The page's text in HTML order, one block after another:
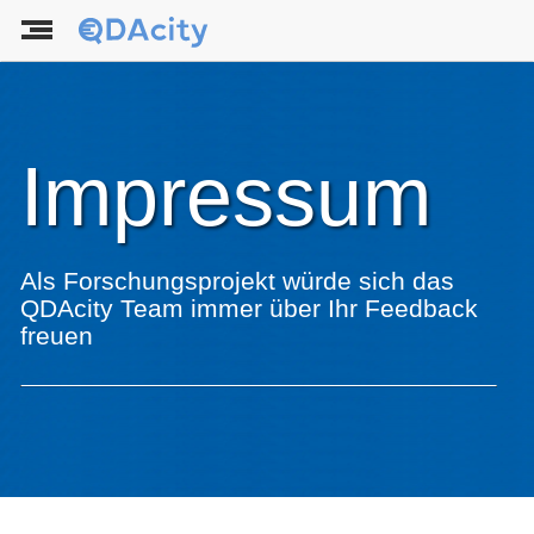
Impressum
Als Forschungsprojekt würde sich das
QDAcity Team immer über Ihr Feedback
freuen